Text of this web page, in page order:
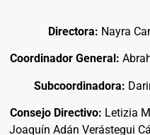
Directora: Nayra
Coordinador General:
Subcoordinadora:
Consejo Directivo: Letizia
Joaquín Adán Verástegui